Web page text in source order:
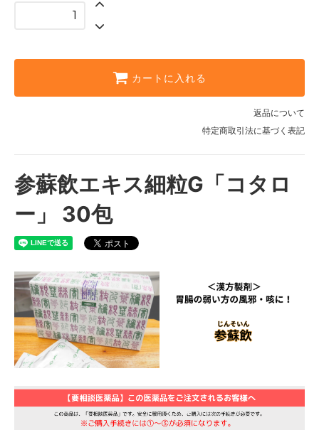
カートに入れる
返品について
特定商取引法に基づく表記
参蘇飲エキス細粒G「コタロ
ー」 30包